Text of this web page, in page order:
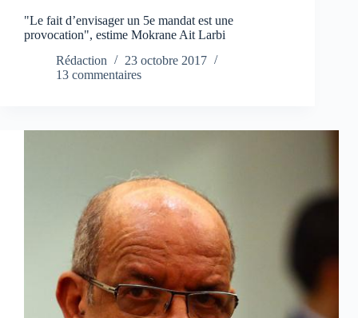
"Le fait d’envisager un 5e mandat est une
provocation", estime Mokrane Ait Larbi
Rédaction
23 octobre 2017
13 commentaires